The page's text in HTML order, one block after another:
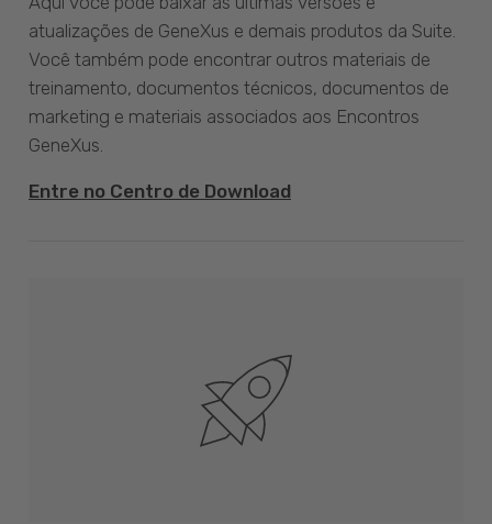
atualizações de GeneXus e demais produtos da Suite.
Você também pode encontrar outros materiais de
treinamento, documentos técnicos, documentos de
marketing e materiais associados aos Encontros
GeneXus.
Entre no Centro de Download